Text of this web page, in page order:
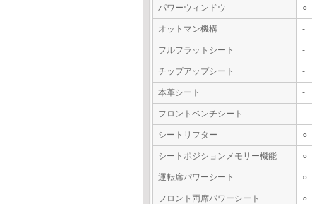
パワーウィンドウ ○
オットマン機構 -
フルフラットシート -
チップアップシート -
本革シート -
フロントベンチシート -
シートリフター ○
シートポジションメモリー機能 ○
運転席パワーシート ○
フロント両席パワーシート ○